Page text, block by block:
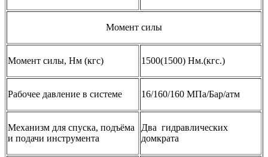
Момент силы
Момент силы, Нм (кгс) 1500(1500) Нм.(кгс.)
Рабочее давление в системе 16/160/160 МПа/Бар/атм
Механизм для спуска, подъёма
и подачи инструмента
Два гидравлических
домкрата